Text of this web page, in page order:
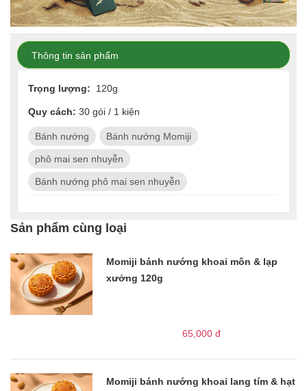
Thông tin sản phẩm
Trọng lượng: 120g
Quy cách: 30 gói / 1 kiện
Bánh nướng Bánh nướng Momiji
phô mai sen nhuyễn
Bánh nướng phô mai sen nhuyễn
Sản phẩm cùng loại
Momiji bánh nướng khoai môn & lạp
xưởng 120g
65,000 đ
Momiji bánh nướng khoai lang tím & hạt